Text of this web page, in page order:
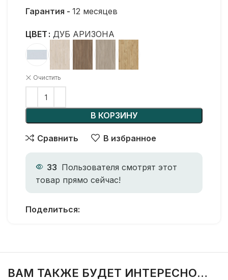
Гарантия - 12 месяцев
ЦВЕТ ДУБ АРИЗОНА
Очистить
В КОРЗИНУ
Сравнить В избранное
33 Пользователя смотрят этот
товар прямо сейчас!
Поделиться:
ВАМ ТАКЖЕ БУДЕТ ИНТЕРЕСНО…